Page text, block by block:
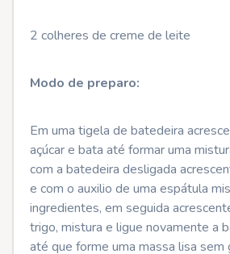
2 colheres de creme de leite
Modo de preparo:
Em uma tigela de batedeira
açúcar e bata até formar uma
com a batedeira desligada
e com o auxilio de uma espátula
ingredientes, em seguida
trigo, mistura e ligue novamente a
até que forme uma massa lisa sem